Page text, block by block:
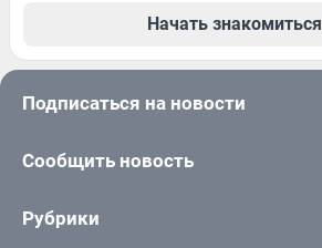
Начать знакомиться
Подписаться на новости
Сообщить новость
Рубрики